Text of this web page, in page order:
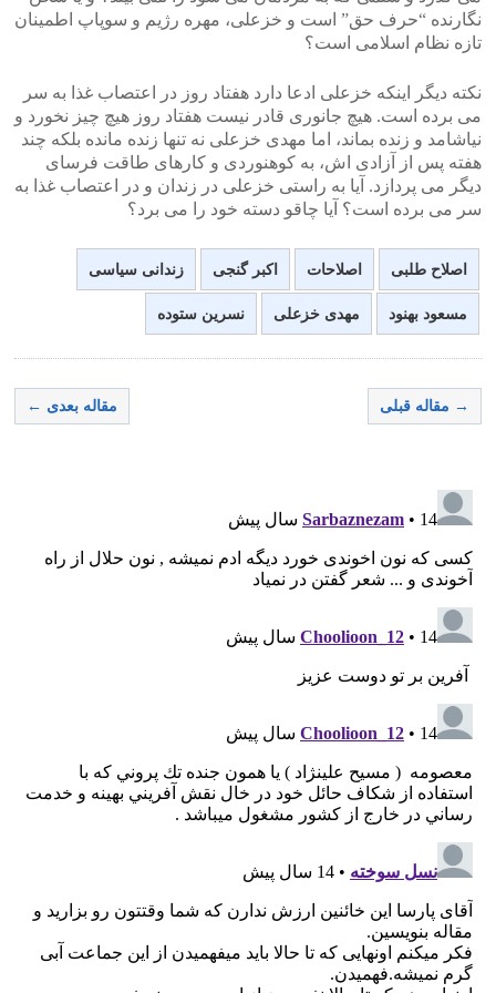
نگارنده “حرف حق” است و خزعلی، مهره رژیم و سوپاپ اطمینان
تازه نظام اسلامی است؟
نکته دیگر اینکه خزعلی ادعا دارد هفتاد روز در اعتصاب غذا به سر
می برده است. هیچ جانوری قادر نیست هفتاد روز هیچ چیز نخورد و
نیاشامد و زنده بماند، اما مهدی خزعلی نه تنها زنده مانده بلکه چند
هفته پس از آزادی اش، به کوهنوردی و کارهای طاقت فرسای
دیگر می پردازد. آیا به راستی خزعلی در زندان و در اعتصاب غذا به
سر می برده است؟ آیا چاقو دسته خود را می برد؟
اصلاح طلبی اصلاحات اکبر گنجی زندانی سیاسی
مسعود بهنود مهدی خزعلی نسرین ستوده
→ مقاله قبلی مقاله بعدی ←